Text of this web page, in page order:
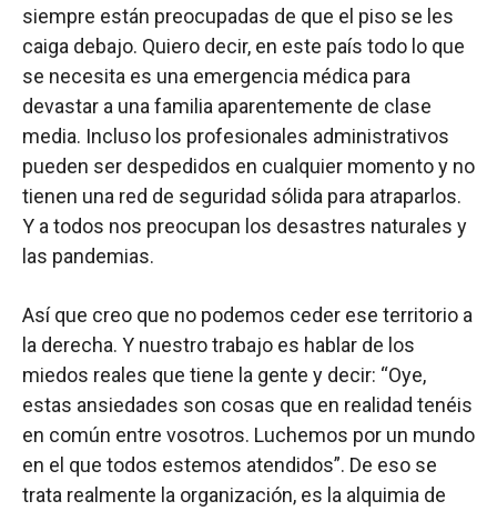
siempre están preocupadas de que el piso se les
caiga debajo. Quiero decir, en este país todo lo que
se necesita es una emergencia médica para
devastar a una familia aparentemente de clase
media. Incluso los profesionales administrativos
pueden ser despedidos en cualquier momento y no
tienen una red de seguridad sólida para atraparlos.
Y a todos nos preocupan los desastres naturales y
las pandemias.
Así que creo que no podemos ceder ese territorio a
la derecha. Y nuestro trabajo es hablar de los
miedos reales que tiene la gente y decir: “Oye,
estas ansiedades son cosas que en realidad tenéis
en común entre vosotros. Luchemos por un mundo
en el que todos estemos atendidos”. De eso se
trata realmente la organización, es la alquimia de